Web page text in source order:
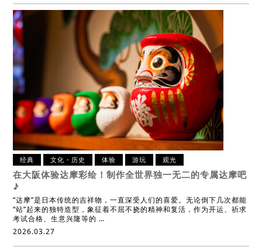
经典 文化・历史 体验 游玩 观光
在大阪体验达摩彩绘！制作全世界独一无二的专属达摩吧
♪
“达摩”是日本传统的吉祥物，一直深受人们的喜爱。无论倒下几次都能
“站”起来的独特造型，象征着不屈不挠的精神和复活，作为开运、祈求
考试合格、生意兴隆等的 …
2026.03.27